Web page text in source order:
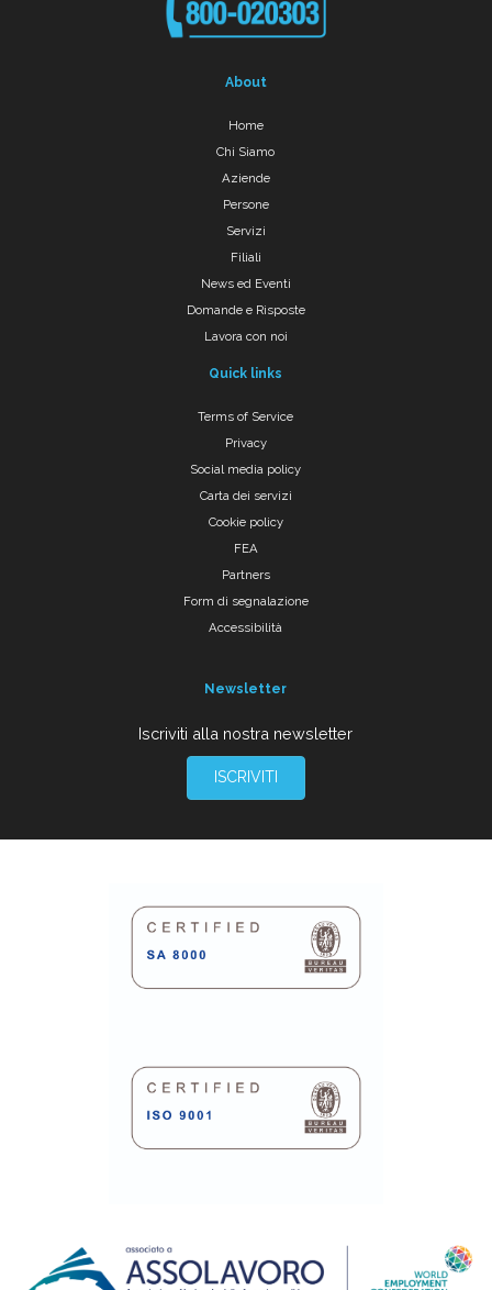
About
Home
Chi Siamo
Aziende
Persone
Servizi
Filiali
News ed Eventi
Domande e Risposte
Lavora con noi
Quick links
Terms of Service
Privacy
Social media policy
Carta dei servizi
Cookie policy
FEA
Partners
Form di segnalazione
Accessibilità
Newsletter
Iscriviti alla nostra newsletter
ISCRIVITI